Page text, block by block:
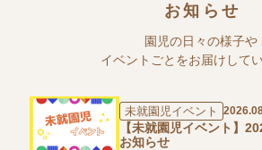
お知らせ
園児の日々の様子や
イベントごとをお届けして
未就園児イベント
【未就園児イベント】
お知らせ